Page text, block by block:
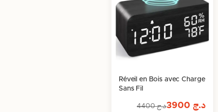
Réveil en Bois avec Charge
Sans Fil
د.ج د.ج4400